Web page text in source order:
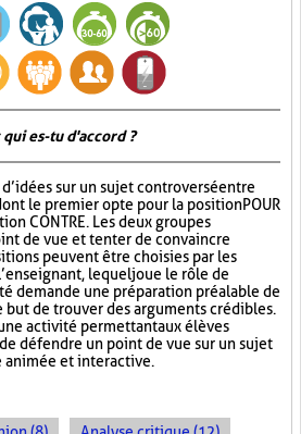
qui es-tu d'accord ?
sur un sujet controversé entre
le premier opte pour la position POUR
CONTRE. Les deux groupes
de vue et tenter de convaincre
peuvent être choisies par les
lequel joue le rôle de
demande une préparation préalable de
but de trouver des arguments crédibles.
activité permettant aux élèves
défendre un point de vue sur un sujet
animée et interactive.